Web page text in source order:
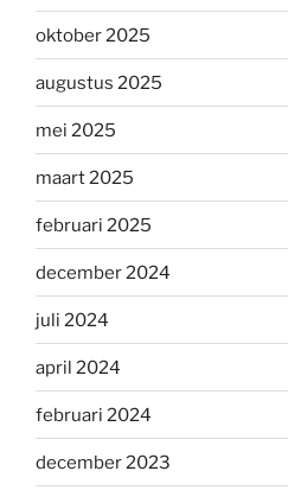
oktober 2025
augustus 2025
mei 2025
maart 2025
februari 2025
december 2024
juli 2024
april 2024
februari 2024
december 2023